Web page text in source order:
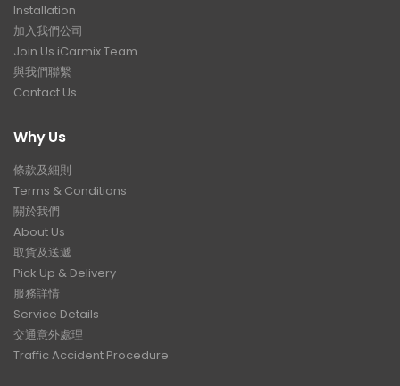
Installation
加入我們公司
Join Us iCarmix Team
與我們聯繫
Contact Us
Why Us
條款及細則
Terms & Conditions
關於我們
About Us
取貨及送遞
Pick Up & Delivery
服務詳情
Service Details
交通意外處理
Traffic Accident Procedure